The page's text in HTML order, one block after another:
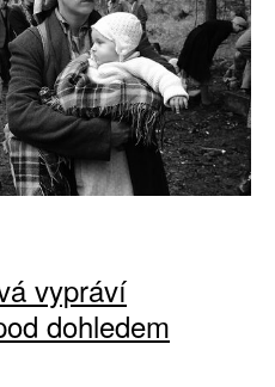
vypráví
dohledem